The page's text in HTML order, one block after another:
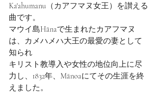
Ka'ahumanu（カアフマヌ女王）を讃える
曲です。
マウイ島Hānaで生まれたカアフマヌ
は、カメハメハ大王の最愛の妻として
知られ
キリスト教導入や女性の地位向上に尽
力し、1832年、Mānoaにてその生涯を終
えました。